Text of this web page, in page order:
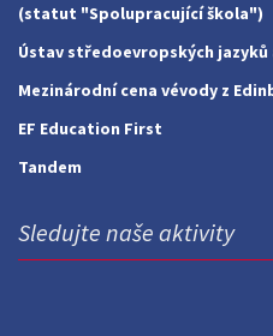
(statut "Spolupracující škola")
Ústav středoevropských jazyků
Mezinárodní cena vévody z
EF Education First
Tandem
Sledujte naše aktivity